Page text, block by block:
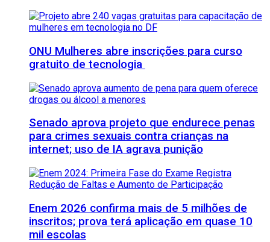
ONU Mulheres abre inscrições para curso
gratuito de tecnologia
Senado aprova projeto que endurece penas
para crimes sexuais contra crianças na
internet; uso de IA agrava punição
Enem 2026 confirma mais de 5 milhões de
inscritos; prova terá aplicação em quase 10
mil escolas